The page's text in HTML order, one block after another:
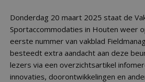
Donderdag 20 maart 2025 staat de
Sportaccommodaties in Houten weer
eerste nummer van vakblad
besteedt extra aandacht aan deze
lezers via een overzichtsartikel
innovaties, doorontwikkelingen en